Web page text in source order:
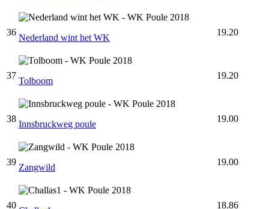
36
Nederland wint het WK
19.20
37
Tolboom
19.20
38
Innsbruckweg poule
19.00
39
Zangwild
19.00
40 18.86